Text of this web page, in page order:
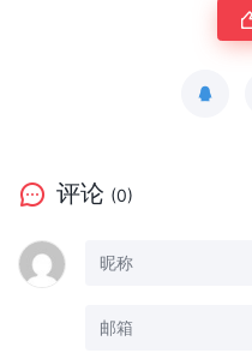
评论 (0)